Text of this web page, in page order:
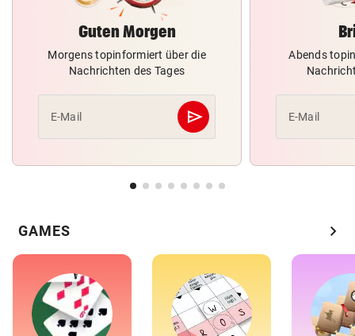
Guten Morgen
Morgens topinformiert über die
Nachrichten des Tages
E-Mail send
Abschicken
Abends
E-Mail
GAMES chevron_right